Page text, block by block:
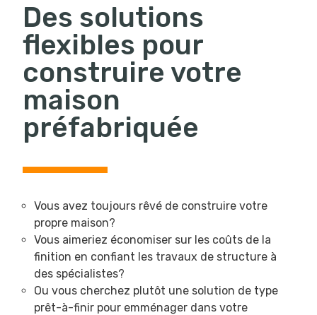
Des solutions
flexibles pour
construire votre
maison
préfabriquée
Vous avez toujours rêvé de construire votre
propre maison?
Vous aimeriez économiser sur les coûts de la
finition en confiant les travaux de structure à
des spécialistes?
Ou vous cherchez plutôt une solution de type
prêt-à-finir pour emménager dans votre